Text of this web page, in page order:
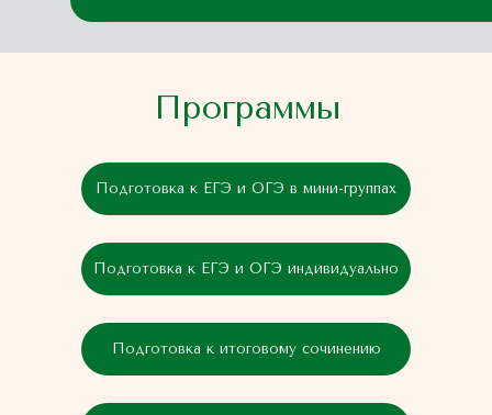
Программы
Подготовка к ЕГЭ и ОГЭ в мини-группах
Подготовка к ЕГЭ и ОГЭ индивидуально
Подготовка к итоговому сочинению